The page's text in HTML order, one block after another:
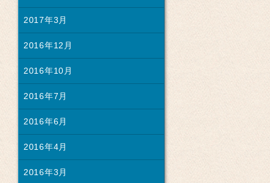
2017年3月
2016年12月
2016年10月
2016年7月
2016年6月
2016年4月
2016年3月